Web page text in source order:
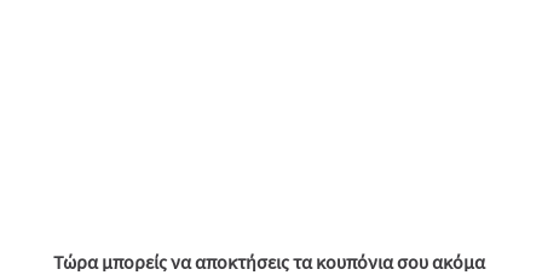
Τώρα μπορείς να αποκτήσεις τα κουπόνια σου ακόμα